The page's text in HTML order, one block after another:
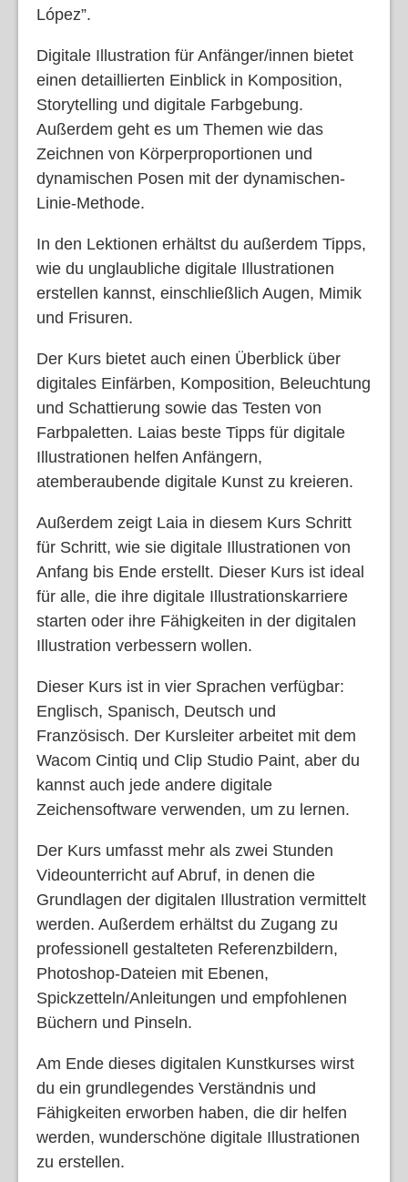
López”.
Digitale Illustration für Anfänger/innen bietet
einen detaillierten Einblick in Komposition,
Storytelling und digitale Farbgebung.
Außerdem geht es um Themen wie das
Zeichnen von Körperproportionen und
dynamischen Posen mit der dynamischen-
Linie-Methode.
In den Lektionen erhältst du außerdem Tipps,
wie du unglaubliche digitale Illustrationen
erstellen kannst, einschließlich Augen, Mimik
und Frisuren.
Der Kurs bietet auch einen Überblick über
digitales Einfärben, Komposition, Beleuchtung
und Schattierung sowie das Testen von
Farbpaletten. Laias beste Tipps für digitale
Illustrationen helfen Anfängern,
atemberaubende digitale Kunst zu kreieren.
Außerdem zeigt Laia in diesem Kurs Schritt
für Schritt, wie sie digitale Illustrationen von
Anfang bis Ende erstellt. Dieser Kurs ist ideal
für alle, die ihre digitale Illustrationskarriere
starten oder ihre Fähigkeiten in der digitalen
Illustration verbessern wollen.
Dieser Kurs ist in vier Sprachen verfügbar:
Englisch, Spanisch, Deutsch und
Französisch. Der Kursleiter arbeitet mit dem
Wacom Cintiq und Clip Studio Paint, aber du
kannst auch jede andere digitale
Zeichensoftware verwenden, um zu lernen.
Der Kurs umfasst mehr als zwei Stunden
Videounterricht auf Abruf, in denen die
Grundlagen der digitalen Illustration vermittelt
werden. Außerdem erhältst du Zugang zu
professionell gestalteten Referenzbildern,
Photoshop-Dateien mit Ebenen,
Spickzetteln/Anleitungen und empfohlenen
Büchern und Pinseln.
Am Ende dieses digitalen Kunstkurses wirst
du ein grundlegendes Verständnis und
Fähigkeiten erworben haben, die dir helfen
werden, wunderschöne digitale Illustrationen
zu erstellen.